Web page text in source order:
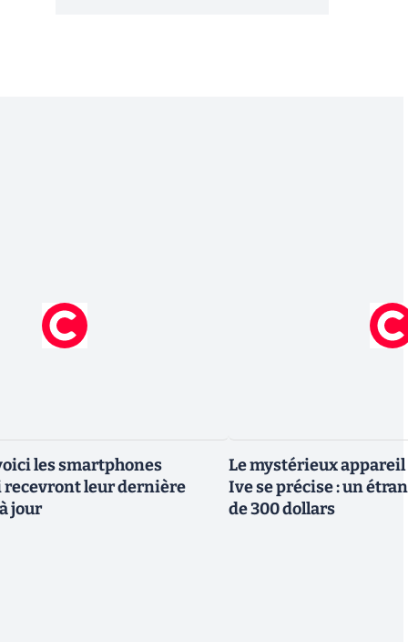
les smartphones
recevront leur dernière
jour
Le mystérieux appareil
Ive se précise : un
de 300 dollars